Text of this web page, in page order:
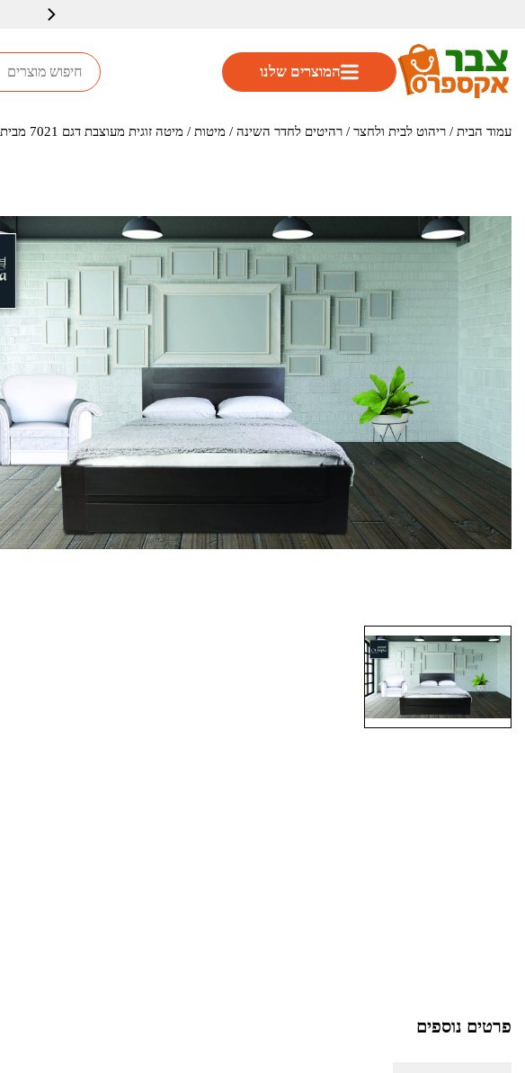
המוצרים שלנו
עמוד הבית / ריהוט לבית ולחצר / רהיטים לחדר השינה / מיטות / מיטה זוגית מעוצבת דגם 7021 מבית olympia
פרטים נוספים